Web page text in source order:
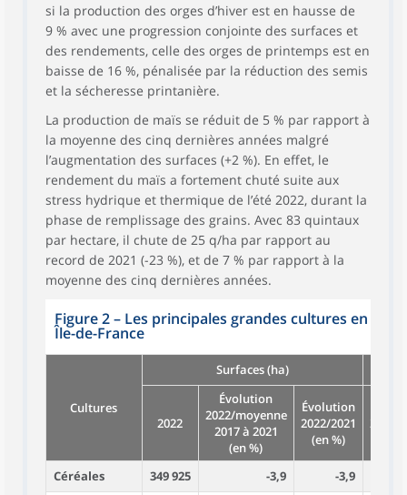
si la production des orges d’hiver est en hausse de
9 % avec une progression conjointe des surfaces et
des rendements, celle des orges de printemps est en
baisse de 16 %, pénalisée par la réduction des semis
et la sécheresse printanière.
La production de maïs se réduit de 5 % par rapport à
la moyenne des cinq dernières années malgré
l’augmentation des surfaces (+2 %). En effet, le
rendement du maïs a fortement chuté suite aux
stress hydrique et thermique de l’été 2022, durant la
phase de remplissage des grains. Avec 83 quintaux
par hectare, il chute de 25 q/ha par rapport au
record de 2021 (-23 %), et de 7 % par rapport à la
moyenne des cinq dernières années.
Figure 2– Les principales grandes cultures en
Île-de-France
Cultures
Surfaces (ha)
2022
Évolution
2022/moyenne
2017 à 2021
(en %)
Évolution
2022/2021
(en %)
2022
Céréales 349 925 -3,9 -3,9